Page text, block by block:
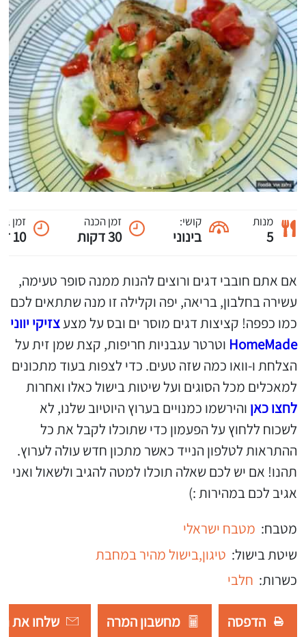
מנות
5
קושי:
בינוני
זמן הכנה
30 דקות
זמן
10 דקות
אם אתם חובבי דגים ורוצים להנות ממנה סופר טעימה,
עשירה בחלבון, בריאה, יפה וקלילה זו מנה שתתאים לכם
כמו כפפה! קציצות דגים מוסר ים ובס על מצעצזיקי יווני
HomeMade וטרטר עגבניות חריפות, קצת שמן זית על
הצלחת ו-וואו כמה שזה טעים. כדי לצפות בעוד מתכונים
למאכלים מכל הסוגים ועל שיטות בישול כאלו ואחרות
לחצו כאן והירשמו כמנויים בערוץ היוטיוב שלנו, לא
לשכוח ללחוץ על הפעמון כדי שתוכלו לקבל את כל
ההתראות לטלפון הנייד כאשר מתכון חדש עולה לערוץ.
תהנו! אם יש לכם שאלה תוכלו למטה להגיב ולשאול ואני
אגיב לכם במהירות :)
מטבח: מטבח ישראלי
שיטת בישול: טיגון,בישול מהיר במחבת
כשרות: חלבי
הדפסה מחשבון המרה שלחו את